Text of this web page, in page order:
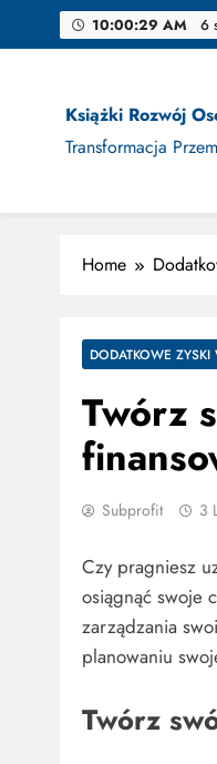
10:00:30 AM 6
Książki Rozwój
Transformacja
Home
DODATKOWE ZYSKI
Twórz
Subprofit 3
Czy pragniesz
osiągnąć swoje
zarządzania
planowaniu
Twórz